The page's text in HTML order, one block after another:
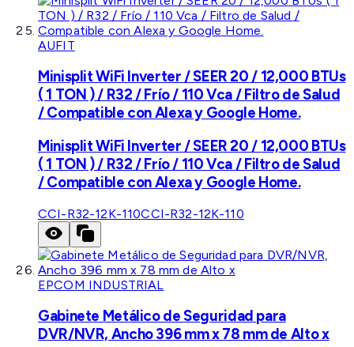
AUFIT
Minisplit WiFi Inverter / SEER 20 / 12,000 BTUs
( 1 TON ) / R32 / Frío / 110 Vca / Filtro de Salud
/ Compatible con Alexa y Google Home.
Minisplit WiFi Inverter / SEER 20 / 12,000 BTUs
( 1 TON ) / R32 / Frío / 110 Vca / Filtro de Salud
/ Compatible con Alexa y Google Home.
CCI-R32-12K-110CCI-R32-12K-110
EPCOM INDUSTRIAL
Gabinete Metálico de Seguridad para
DVR/NVR, Ancho 396 mm x 78 mm de Alto x